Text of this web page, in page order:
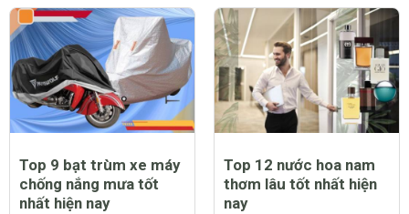
Top 9 bạt trùm xe máy
chống nắng mưa tốt
nhất hiện nay
Top 12 nước hoa nam
thơm lâu tốt nhất hiện
nay